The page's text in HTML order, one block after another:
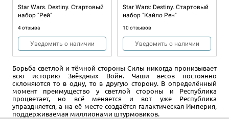
Star Wars. Destiny. Стартовый
набор "Рей"
4 отзыва
Уведомить о наличии
Star Wars: Destiny. Стартовый
набор "Кайло Рен"
10 отзывов
Уведомить о наличии
Борьба светлой и тёмной стороны Силы никогда пронизывает
всю историю Звёздных Войн. Чаши весов постоянно
склоняются то в одну, то в другую сторону. В определённый
момент преимущество у светлой стороны и Республика
процветает, но всё меняется и вот уже Республика
упраздняется, а на её месте создаётся галактическая Империя,
поддерживаемая миллионами штурмовиков.